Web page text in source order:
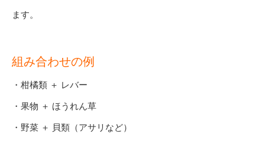
ます。
組み合わせの例
・柑橘類 ＋ レバー
・果物 ＋ ほうれん草
・野菜 ＋ 貝類（アサリなど）